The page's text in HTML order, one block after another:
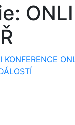
KONFERENCE